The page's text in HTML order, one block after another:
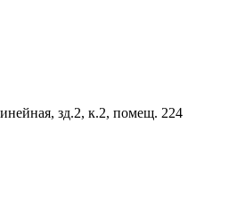
зд.2, к.2, помещ. 224